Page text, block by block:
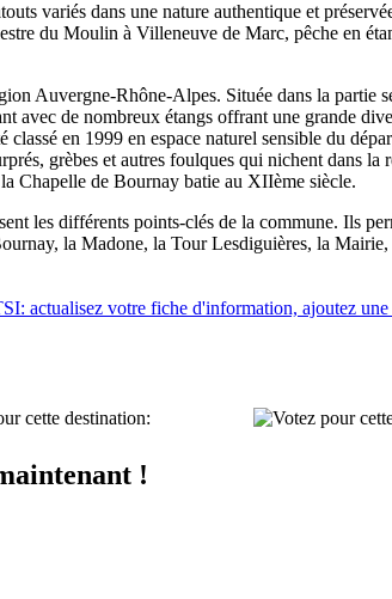
variés dans une nature authentique et
du Moulin à Villeneuve de Marc, pêche en
Auvergne-Rhône-Alpes. Située dans la partie
avec de nombreux étangs offrant une grande
en 1999 en espace naturel sensible du
grèbes et autres foulques qui nichent dans la
Chapelle de Bournay batie au XIIème siècle.
les différents points-clés de la commune. Ils
la Madone, la Tour Lesdiguières, la
actualisez votre fiche d'information, ajoutez une
cette destination:
!